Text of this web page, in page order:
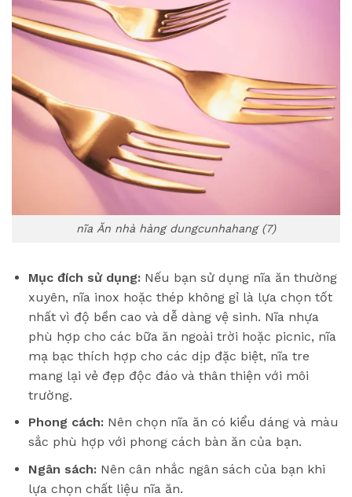
nĩa Ăn nhà hàng dungcunhahang (7)
Mục đích sử dụng:Nếu bạn sử dụng nĩa ăn thường
xuyên, nĩa inox hoặc thép không gỉ là lựa chọn tốt
nhất vì độ bền cao và dễ dàng vệ sinh. Nĩa nhựa
phù hợp cho các bữa ăn ngoài trời hoặc picnic, nĩa
mạ bạc thích hợp cho các dịp đặc biệt, nĩa tre
mang lại vẻ đẹp độc đáo và thân thiện với môi
trường.
Phong cách:Nên chọn nĩa ăn có kiểu dáng và màu
sắc phù hợp với phong cách bàn ăn của bạn.
Ngân sách:Nên cân nhắc ngân sách của bạn khi
lựa chọn chất liệu nĩa ăn.